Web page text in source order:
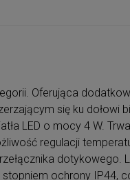
Oferująca
się ku dołowi
LED o mocy 4 W.
regulacji
dotykowego.
ochrony IP44,